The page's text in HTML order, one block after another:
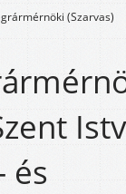
(Szarvas)
és